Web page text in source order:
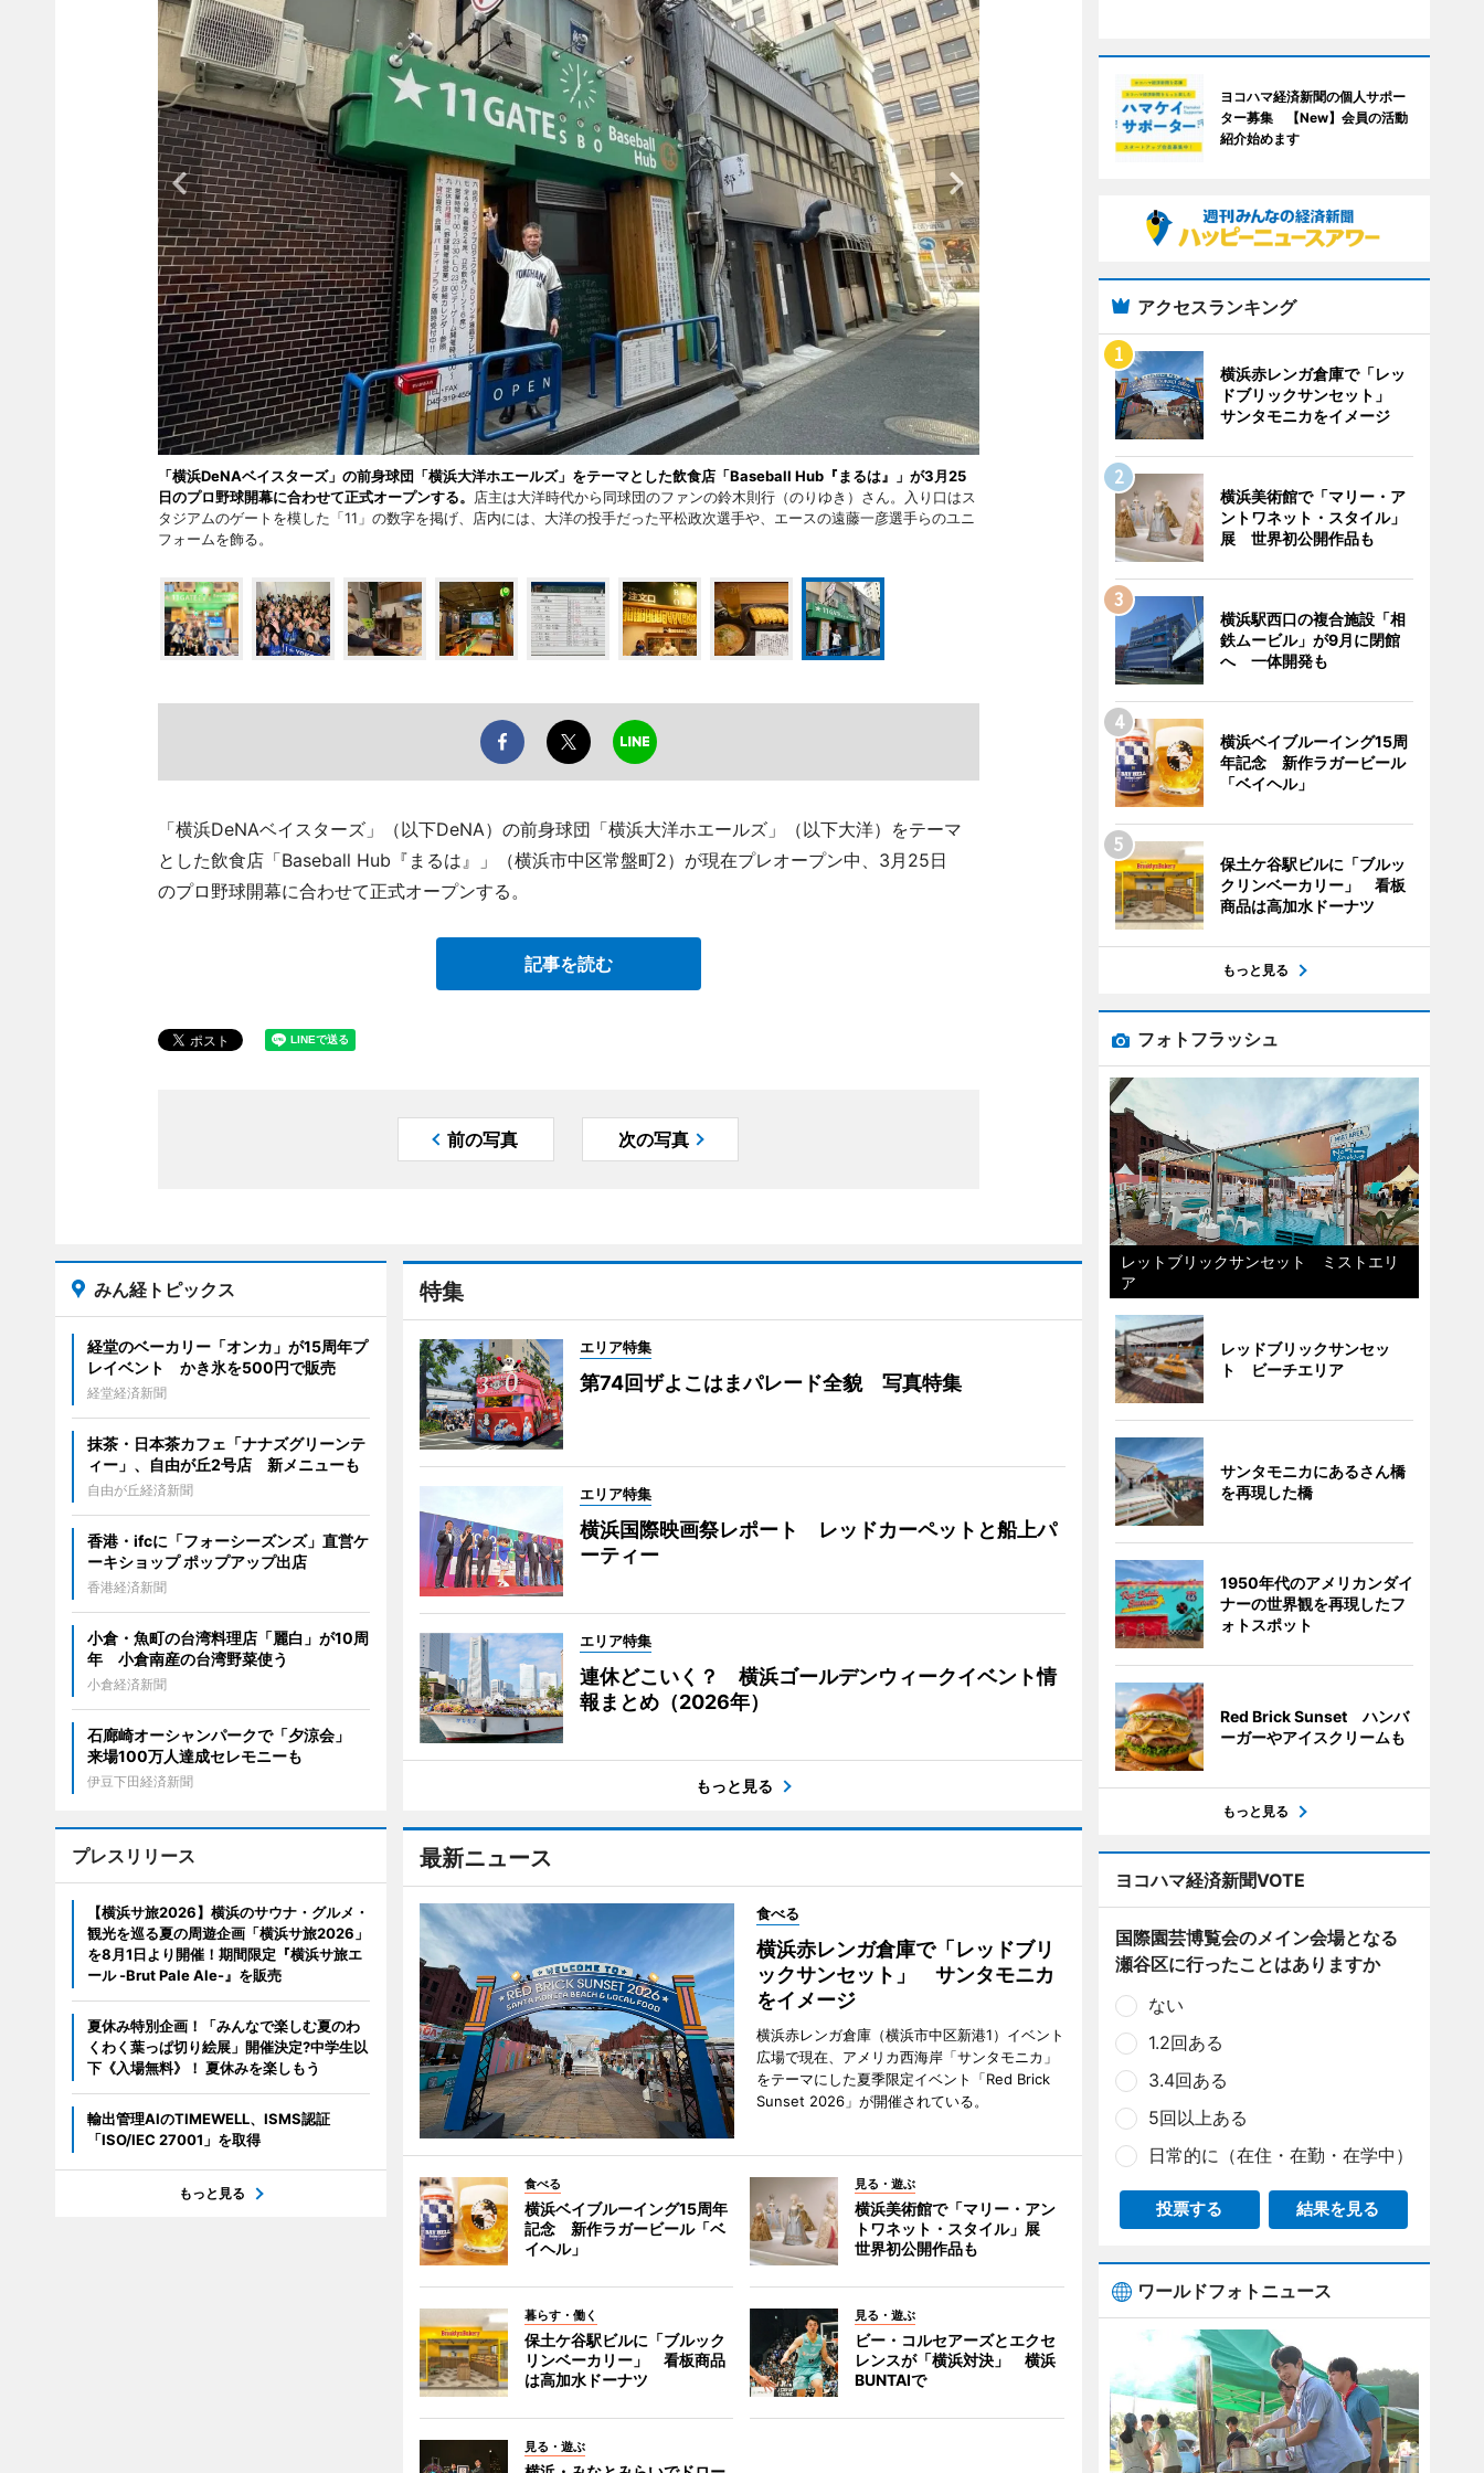
「横浜DeNAベイスターズ」の前身球団「横浜大洋ホエールズ」をテーマとした飲食店「Baseball Hub『まるは』」が3月25
日のプロ野球開幕に合わせて正式オープンする。
店主は大洋時代から同球団のファンの鈴木則行（のりゆき）さん。入り口はス
タジアムのゲートを模した「11」の数字を掲げ、店内には、大洋の投手だった平松政次選手や、エースの遠藤一彦選手らのユニ
フォームを飾る。
「横浜DeNAベイスターズ」（以下DeNA）の前身球団「横浜大洋ホエールズ」（以下大洋）をテーマ
とした飲食店「Baseball Hub『まるは』」（横浜市中区常盤町2）が現在プレオープン中、3月25日
のプロ野球開幕に合わせて正式オープンする。
記事を読む
前の写真 次の写真
特集
エリア特集
第74回ザよこはまパレード全貌 写真特集
エリア特集
横浜国際映画祭レポート レッドカーペットと船上パ
ーティー
エリア特集
連休どこいく？ 横浜ゴールデンウィークイベント情
報まとめ（2026年）
もっと見る
最新ニュース
食べる
横浜赤レンガ倉庫で「レッドブリ
ックサンセット」 サンタモニカ
をイメージ
横浜赤レンガ倉庫（横浜市中区新港1）イベント
広場で現在、アメリカ西海岸「サンタモニカ」
をテーマにした夏季限定イベント「Red Brick
Sunset 2026」が開催されている。
食べる
横浜ベイブルーイング15周年
記念 新作ラガービール「ベ
イヘル」
見る・遊ぶ
横浜美術館で「マリー・アン
トワネット・スタイル」展
世界初公開作品も
暮らす・働く
保土ケ谷駅ビルに「ブルック
リンベーカリー」 看板商品
は高加水ドーナツ
見る・遊ぶ
ビー・コルセアーズとエクセ
レンスが「横浜対決」 横浜
BUNTAIで
見る・遊ぶ
みん経トピックス
経堂のベーカリー「オンカ」が15周年プ
レイベント かき氷を500円で販売
経堂経済新聞
抹茶・日本茶カフェ「ナナズグリーンテ
ィー」、自由が丘2号店 新メニューも
自由が丘経済新聞
香港・ifcに「フォーシーズンズ」直営ケ
ーキショップ ポップアップ出店
香港経済新聞
小倉・魚町の台湾料理店「麗白」が10周
年 小倉南産の台湾野菜使う
小倉経済新聞
石廊崎オーシャンパークで「夕涼会」
来場100万人達成セレモニーも
伊豆下田経済新聞
プレスリリース
【横浜サ旅2026】横浜のサウナ・グルメ・
観光を巡る夏の周遊企画「横浜サ旅2026」
を8月1日より開催！期間限定『横浜サ旅エ
ール -Brut Pale Ale-』を販売
夏休み特別企画！「みんなで楽しむ夏のわ
くわく葉っぱ切り絵展」開催決定?中学生以
下《入場無料》！ 夏休みを楽しもう
輸出管理AIのTIMEWELL、ISMS認証
「ISO/IEC 27001」を取得
もっと見る
ヨコハマ経済新聞の個人サポー
ター募集 【New】会員の活動
紹介始めます
アクセスランキング
横浜赤レンガ倉庫で「レッ
ドブリックサンセット」
サンタモニカをイメージ
横浜美術館で「マリー・ア
ントワネット・スタイル」
展 世界初公開作品も
横浜駅西口の複合施設「相
鉄ムービル」が9月に閉館
へ 一体開発も
横浜ベイブルーイング15周
年記念 新作ラガービール
「ベイヘル」
保土ケ谷駅ビルに「ブルッ
クリンベーカリー」 看板
商品は高加水ドーナツ
もっと見る
フォトフラッシュ
レットブリックサンセット ミストエリ
ア
レッドブリックサンセッ
ト ビーチエリア
サンタモニカにあるさん橋
を再現した橋
1950年代のアメリカンダイ
ナーの世界観を再現したフ
ォトスポット
Red Brick Sunset ハンバ
ーガーやアイスクリームも
もっと見る
ヨコハマ経済新聞VOTE
国際園芸博覧会のメイン会場となる
瀬谷区に行ったことはありますか
ない
1.2回ある
3.4回ある
5回以上ある
日常的に（在住・在勤・在学中）
投票する 結果を見る
ワールドフォトニュース